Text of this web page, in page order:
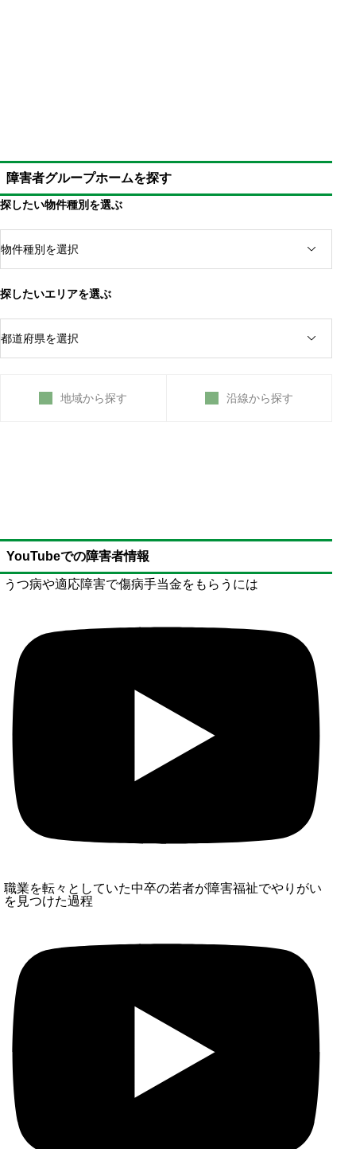
障害者グループホームを探す
探したい物件種別を選ぶ
探したいエリアを選ぶ
地域から探す 沿線から探す
YouTubeでの障害者情報
うつ病や適応障害で傷病手当金をもらうには
職業を転々としていた中卒の若者が障害福祉でやりがい
を見つけた過程
物件探しは大変だが妥協せずに行う
肢体不自由の重度障害者で一人暮らしを行う